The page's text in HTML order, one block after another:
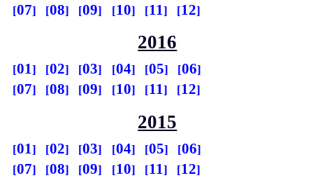
07
08 09 10 11 12
2016
01 02 03 04 05
06
07
08 09 10 11 12
2015
01 02 03 04 05
06
07
08 09 10 11 12